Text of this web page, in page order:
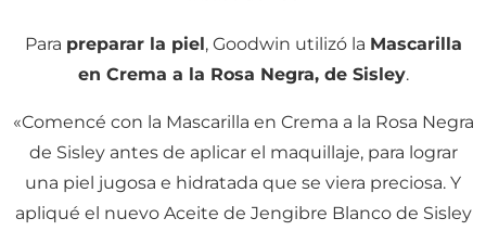
Para preparar la piel, Goodwin utilizó la Mascarilla
en Crema a la Rosa Negra, de Sisley.
«Comencé con la Mascarilla en Crema a la Rosa Negra
de Sisley antes de aplicar el maquillaje, para lograr
una piel jugosa e hidratada que se viera preciosa. Y
apliqué el nuevo Aceite de Jengibre Blanco de Sisley